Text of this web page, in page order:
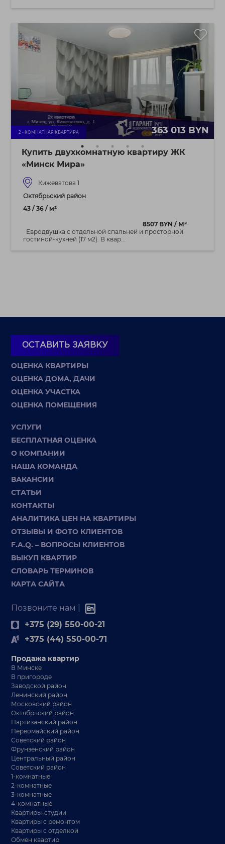
2 - КОМНАТНАЯ КВАРТИРА 363 013 BYN
Купить двухкомнатную квартиру ЖК
«Минск Мира»
Кижеватова 1
Октябрьский район
43 / 36 / м²
8507 BYN / М²
Евродвушка с отдельной спальней и просторной
гостиной-кухней (17 м2). В квар...
ОСТАВИТЬ ЗАЯВКУ
ОЦЕНКА КВАРТИРЫ
ОЦЕНКА ДОМА, ДАЧИ
ОЦЕНКА УЧАСТКА
ОЦЕНКА ПОМЕЩЕНИЯ
УСЛУГИ
БЕСПЛАТНАЯ ОЦЕНКА
О КОМПАНИИ
НАША КОМАНДА
ВАКАНСИИ
СТАТЬИ
КОНТАКТЫ
АНАЛИТИКА ЦЕН НА КВАРТИРЫ
ОТЗЫВЫ И ФОТО КЛИЕНТОВ
F.A.Q. – ВОПРОСЫ КЛИЕНТОВ
ВЫКУП КВАРТИР
СЛОВАРЬ ТЕРМИНОВ
КАРТА САЙТА
Позвоните нам |
+375 (29) 550-00-21
+375 (44) 550-00-71
Продажа квартир
В Минске
В пригороде
Заводской район
Ленинский район
Московский район
Октябрьский район
Партизанский район
Первомайский район
Советский район
Фрунзенский район
Центральный район
Советский район
1-комнатные
2-комнатные
3-комнатные
4-комнатные
Квартиры-студии
Квартиры с ремонтом
Квартиры с отделкой
Обмен квартир